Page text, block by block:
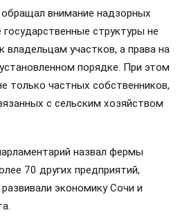
внимание надзорных
структуры не
владельцам участков, а права на
порядке. При этом
только частных собственников,
с сельским хозяйством
назвал фермы
70 других предприятий,
экономику Сочи и